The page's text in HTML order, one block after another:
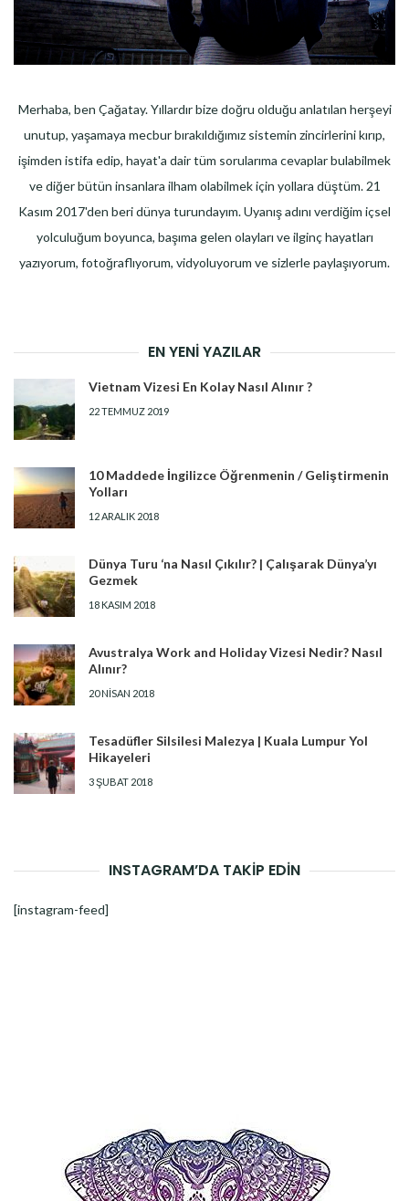
Merhaba, ben Çağatay. Yıllardır bize doğru olduğu anlatılan herşeyi
unutup, yaşamaya mecbur bırakıldığımız sistemin zincirlerini kırıp,
işimden istifa edip, hayat'a dair tüm sorularıma cevaplar bulabilmek
ve diğer bütün insanlara ilham olabilmek için yollara düştüm. 21
Kasım 2017'den beri dünya turundayım. Uyanış adını verdiğim içsel
yolculuğum boyunca, başıma gelen olayları ve ilginç hayatları
yazıyorum, fotoğraflıyorum, vidyoluyorum ve sizlerle paylaşıyorum.
EN YENI YAZILAR
Vietnam Vizesi En Kolay Nasıl Alınır ?
22 TEMMUZ 2019
10 Maddede İngilizce Öğrenmenin / Geliştirmenin
Yolları
12 ARALIK 2018
Dünya Turu ‘na Nasıl Çıkılır? | Çalışarak Dünya’yı
Gezmek
18 KASIM 2018
Avustralya Work and Holiday Vizesi Nedir? Nasıl
Alınır?
20 NISAN 2018
Tesadüfler Silsilesi Malezya | Kuala Lumpur Yol
Hikayeleri
3 ŞUBAT 2018
INSTAGRAM’DA TAKİP EDİN
[instagram-feed]